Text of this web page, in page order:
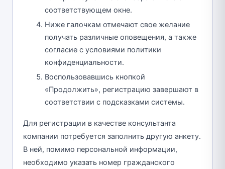
соответствующем окне.
Ниже галочкам отмечают свое желание
получать различные оповещения, а также
согласие с условиями политики
конфиденциальности.
Воспользовавшись кнопкой
«Продолжить», регистрацию завершают в
соответствии с подсказками системы.
Для регистрации в качестве консультанта
компании потребуется заполнить другую анкету.
В ней, помимо персональной информации,
необходимо указать номер гражданского